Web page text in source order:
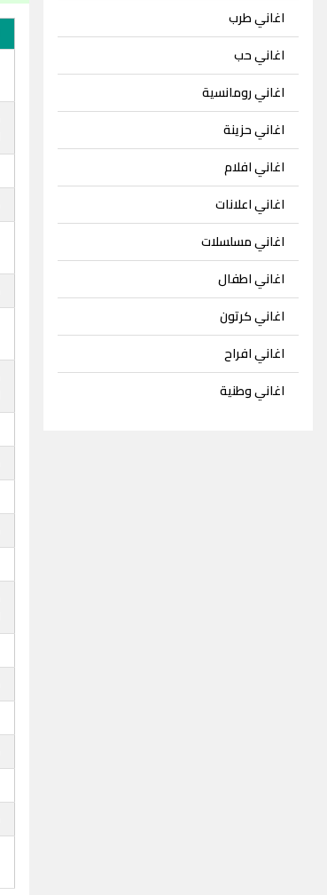
اغاني طرب
اغاني حب
اغاني رومانسية
اغاني حزينة
اغاني افلام
اغاني اعلانات
اغاني مسلسلات
اغاني اطفال
اغاني كرتون
اغاني افراح
اغاني وطنية